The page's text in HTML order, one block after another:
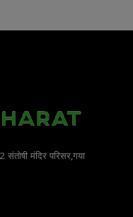
संतोषी मंदिर परिसर,गया